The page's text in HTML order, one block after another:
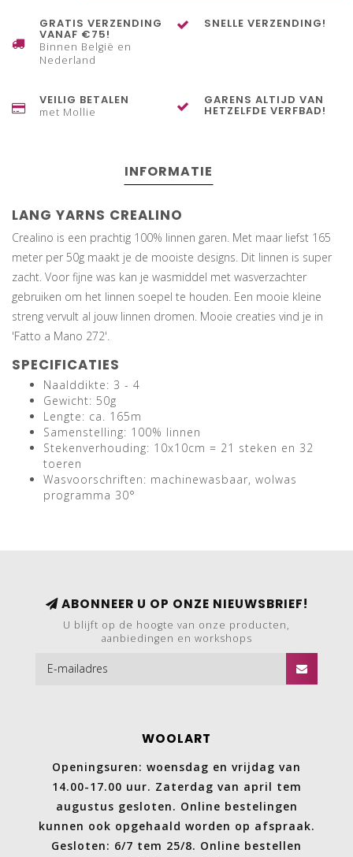
GRATIS VERZENDING
VANAF €75!
Binnen België en
Nederland
SNELLE VERZENDING!
VEILIG BETALEN
met Mollie
GARENS ALTIJD VAN
HETZELFDE VERFBAD!
INFORMATIE
LANG YARNS CREALINO
Crealino is een prachtig 100% linnen garen. Met maar liefst 165
meter per 50g maakt je de mooiste designs. Dit linnen is super
zacht. Voor fijne was kan je wasmiddel met wasverzachter
gebruiken om het linnen soepel te houden. Een mooie kleine
streng vervult al jouw linnen dromen. Mooie creaties vind je in
'Fatto a Mano 272'.
SPECIFICATIES
Naalddikte: 3 - 4
Gewicht: 50g
Lengte: ca. 165m
Samenstelling: 100% linnen
Stekenverhouding: 10x10cm = 21 steken en 32
toeren
Wasvoorschriften: machinewasbaar, wolwas
programma 30°
ABONNEER U OP ONZE NIEUWSBRIEF!
U blijft op de hoogte van onze producten,
aanbiedingen en workshops
WOOLART
Openingsuren: woensdag en vrijdag van
14.00-17.00 uur. Zaterdag van april tem
augustus gesloten. Online bestelingen
kunnen ook opgehaald worden op afspraak.
Gesloten: 6/7 tem 25/8. Online bestellen